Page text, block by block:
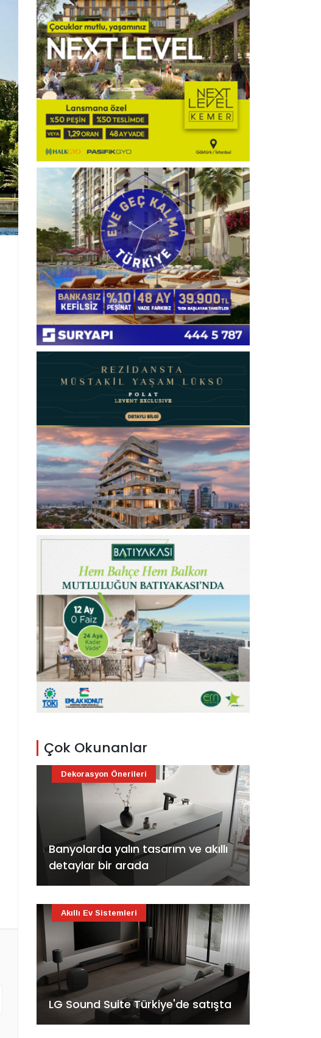
Çok Okunanlar
Banyolarda yalın tasarım ve akıllı
detaylar bir arada
Dekorasyon Önerileri
LG Sound Suite Türkiye'de satışta
Akıllı Ev Sistemleri